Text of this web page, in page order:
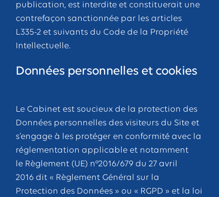
publication, est interdite et constituerait une
contrefaçon sanctionnée par les articles
L335-2 et suivants du Code de la Propriété
Intellectuelle.
Données personnelles et cookies
Le Cabinet est soucieux de la protection des
Données personnelles des visiteurs du Site et
s’engage à les protéger en conformité avec la
réglementation applicable et notamment
le Règlement (UE) n°2016/679 du 27 avril
2016 dit « Règlement Général sur la
Protection des Données » ou « RGPD » et la loi